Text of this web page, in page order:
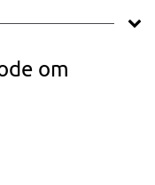
om